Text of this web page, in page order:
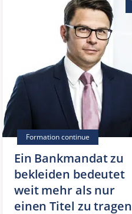
Ein Bankmandat zu
bekleiden bedeutet
weit mehr als nur
einen Titel zu tragen